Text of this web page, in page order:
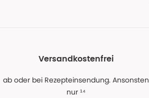
Versandkostenfrei
ab oder bei Rezepteinsendung. Ansonsten
nur ¹⁴